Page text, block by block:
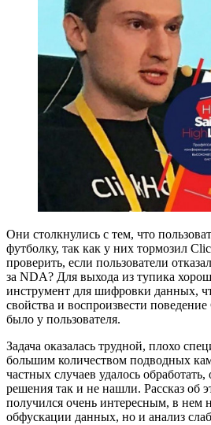
Они столкнулись с тем, что
футболку, так как у них тормозил
проверить, если пользователи
за NDA? Для выхода из тупика
инструмент для шифровки данных,
свойства и воспроизвести
было у пользователя.
Задача оказалась трудной, плохо
большим количеством подводных
частных случаев удалось
решения так и не нашли. Рассказ об
получился очень интересным, в нем
обфускации данных, но и анализ